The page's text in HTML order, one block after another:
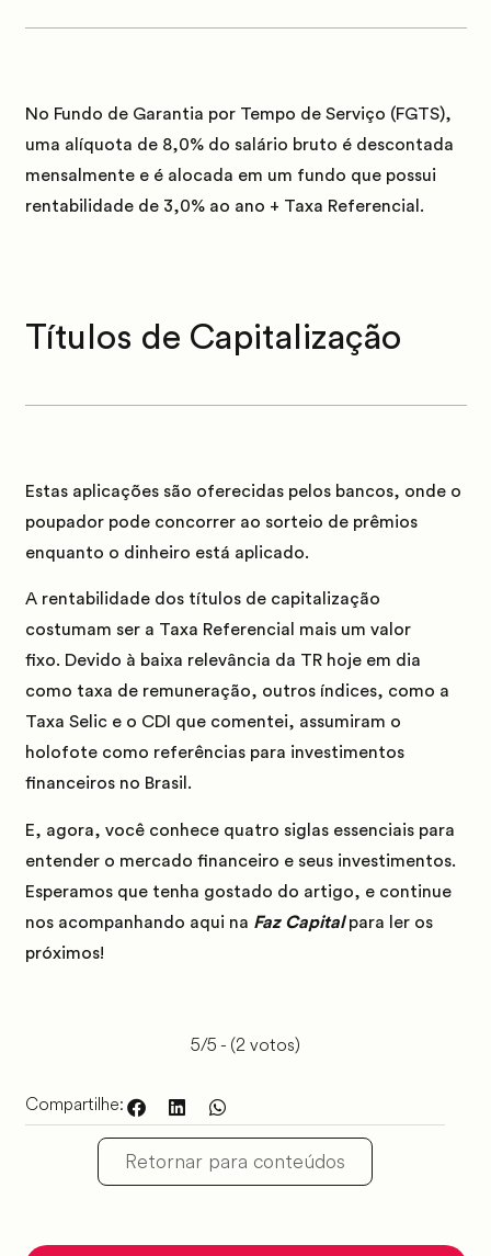
No Fundo de Garantia por Tempo de Serviço (FGTS),
uma alíquota de 8,0% do salário bruto é descontada
mensalmente e é alocada em um fundo que possui
rentabilidade de 3,0% ao ano + Taxa Referencial.
Títulos de Capitalização
Estas aplicações são oferecidas pelos bancos, onde o
poupador pode concorrer ao sorteio de prêmios
enquanto o dinheiro está aplicado.
A rentabilidade dos títulos de capitalização
costumam ser a Taxa Referencial mais um valor
fixo. Devido à baixa relevância da TR hoje em dia
como taxa de remuneração, outros índices, como a
Taxa Selic e o CDI que comentei, assumiram o
holofote como referências para investimentos
financeiros no Brasil.
E, agora, você conhece quatro siglas essenciais para
entender o mercado financeiro e seus investimentos.
Esperamos que tenha gostado do artigo, e continue
nos acompanhando aqui na Faz Capitalpara ler os
próximos!
5/5 - (2 votos)
Compartilhe:
Retornar para conteúdos